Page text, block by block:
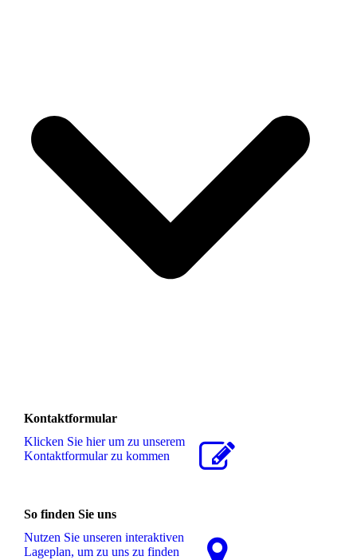
Kontaktformular
Klicken Sie hier um zu unserem
Kon­takt­for­mu­lar zu kommen
So finden Sie uns
Nutzen Sie unseren interaktiven
La­ge­plan, um zu uns zu finden